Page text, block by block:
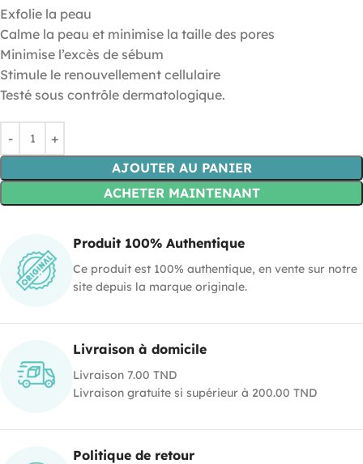
Exfolie la peau
Calme la peau et minimise la taille des pores
Minimise l’excès de sébum
Stimule le renouvellement cellulaire
Testé sous contrôle dermatologique.
AJOUTER AU PANIER
ACHETER MAINTENANT
Produit 100% Authentique
Ce produit est 100% authentique, en vente sur notre
site depuis la marque originale.
Livraison à domicile
Livraison 7.00 TND
Livraison gratuite si supérieur à 200.00 TND
Politique de retour